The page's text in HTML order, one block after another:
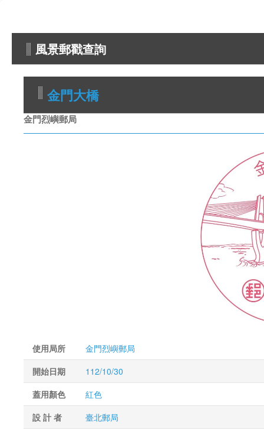
風景郵戳查詢
金門大橋
金門烈嶼郵局
使用局所
金門烈嶼郵局
開始日期
112/10/30
蓋用顏色
紅色
設 計 者
臺北郵局